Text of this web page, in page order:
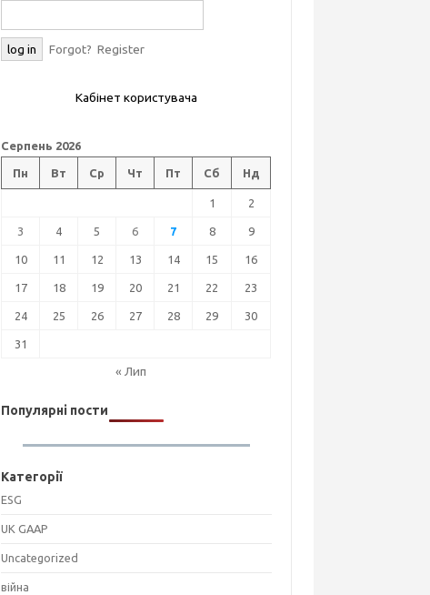
Forgot? Register
Кабінет користувача
Серпень 2026
Пн Вт Ср Чт Пт Сб Нд
1 2
3 4 5 6 7 8 9
10 11 12 13 14 15 16
17 18 19 20 21 22 23
24 25 26 27 28 29 30
31
« Лип
Популярні пости
Категорії
ESG
UK GAAP
Uncategorized
війна